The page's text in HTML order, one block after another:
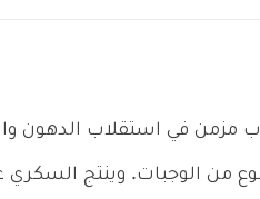
في استقلاب الدهون
نوع من الوجبات. وينتج